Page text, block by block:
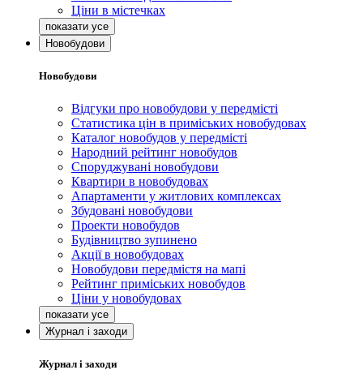
Ціни в містечках
Новобудови
Новобудови
Відгуки про новобудови у передмісті
Статистика цін в приміських новобудовах
Каталог новобудов у передмісті
Народний рейтинг новобудов
Споруджувані новобудови
Квартири в новобудовах
Апартаменти у житлових комплексах
Збудовані новобудови
Проекти новобудов
Будівництво зупинено
Акції в новобудовах
Новобудови передмістя на мапі
Рейтинг приміських новобудов
Ціни у новобудовах
Журнал і заходи
Журнал і заходи